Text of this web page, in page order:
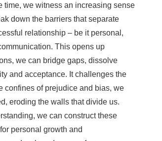
time, we witness an increasing sense
down the barriers that separate
relationship – be it personal,
This opens up
we can bridge gaps, dissolve
and acceptance. It challenges the
confines of prejudice and bias, we
eroding the walls that divide us.
we can construct these
personal growth and